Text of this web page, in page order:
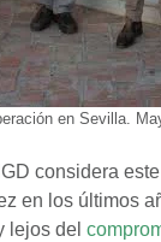
en Sevilla.
considera
en los últimos
lejos del